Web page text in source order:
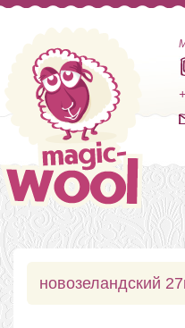
новозеландский